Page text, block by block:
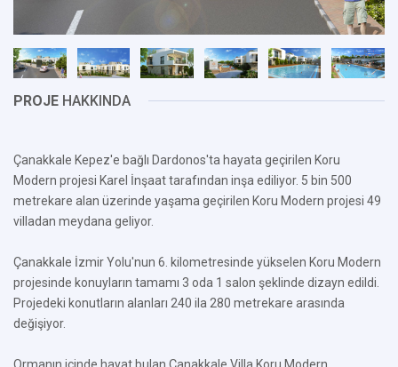
PROJE HAKKINDA
Çanakkale Kepez'e bağlı Dardonos'ta hayata geçirilen Koru
Modern projesi Karel İnşaat tarafından inşa ediliyor. 5 bin 500
metrekare alan üzerinde yaşama geçirilen Koru Modern projesi 49
villadan meydana geliyor.
Çanakkale İzmir Yolu'nun 6. kilometresinde yükselen Koru Modern
projesinde konuyların tamamı 3 oda 1 salon şeklinde dizayn edildi.
Projedeki konutların alanları 240 ila 280 metrekare arasında
değişiyor.